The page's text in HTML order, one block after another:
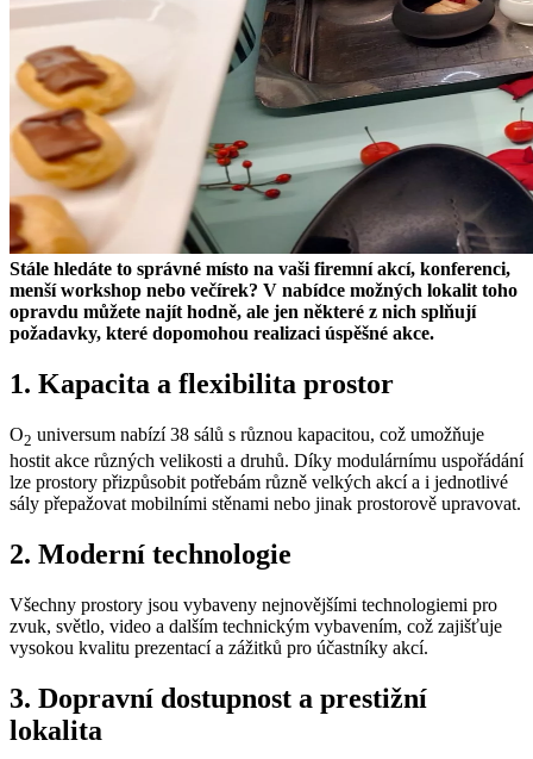
Stále hledáte to správné místo na vaši firemní akcí, konferenci,
menší workshop nebo večírek? V nabídce možných lokalit toho
opravdu můžete najít hodně, ale jen některé z nich splňují
požadavky, které dopomohou realizaci úspěšné akce.
1. Kapacita a flexibilita prostor
O2 universum nabízí 38 sálů s různou kapacitou, což umožňuje
hostit akce různých velikosti a druhů. Díky modulárnímu uspořádání
lze prostory přizpůsobit potřebám různě velkých akcí a i jednotlivé
sály přepažovat mobilními stěnami nebo jinak prostorově upravovat.
2. Moderní technologie
Všechny prostory jsou vybaveny nejnovějšími technologiemi pro
zvuk, světlo, video a dalším technickým vybavením, což zajišťuje
vysokou kvalitu prezentací a zážitků pro účastníky akcí.
3. Dopravní dostupnost a prestižní
lokalita